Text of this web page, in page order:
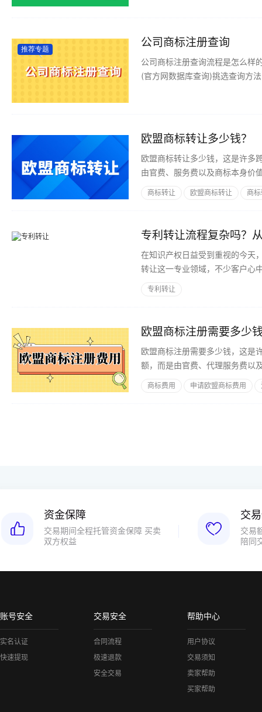
推荐专题 公司商标注册查询
公司商标注册查询流程是怎么样的; 1、明确你可以查询商标相对性应的类型，是你隶属的制造行业; 2.进查询
欧盟商标转让多少钱？
欧盟商标转让多少钱，这是许多
由官费、服务费以及商标本身价
商标转让 欧盟商标转让 商
在知识产权日益受到重视的今天
转让这一专业领域，不少客户心
专利转让
欧盟商标注册需要多少
欧盟商标注册需要多少钱，这是
额，而是由官费、代理服务费以
商标费用 申请欧盟商标费用
资金保障
交易期间全程托管资金保障 买卖
双方权益
交
交易
陪同
账号安全
实名认证
快速提现
交易安全
合同流程
极速退款
安全交易
帮助中心
用户协议
交易须知
卖家帮助
买家帮助